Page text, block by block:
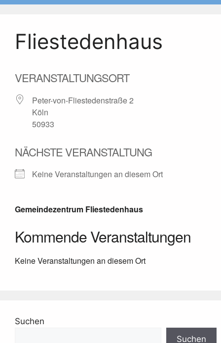
Fliestedenhaus
VERANSTALTUNGSORT
Peter-von-Fliestedenstraße 2
Köln
50933
NÄCHSTE VERANSTALTUNG
Keine Veranstaltungen an diesem Ort
Gemeindezentrum Fliestedenhaus
Kommende Veranstaltungen
Keine Veranstaltungen an diesem Ort
Suchen
Suchen